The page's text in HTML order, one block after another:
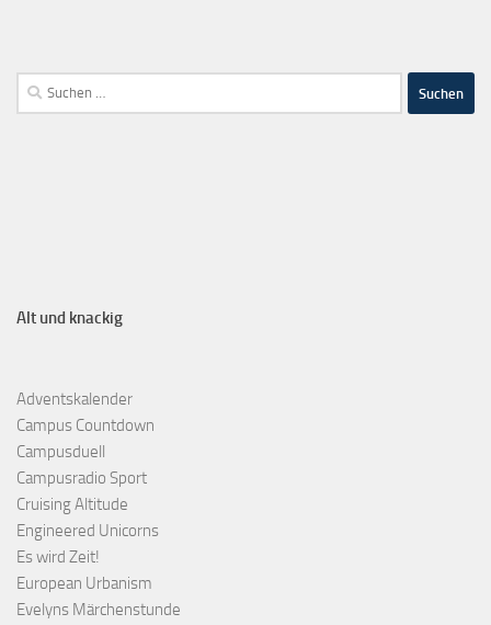
Alt und knackig
Adventskalender
Campus Countdown
Campusduell
Campusradio Sport
Cruising Altitude
Engineered Unicorns
Es wird Zeit!
European Urbanism
Evelyns Märchenstunde